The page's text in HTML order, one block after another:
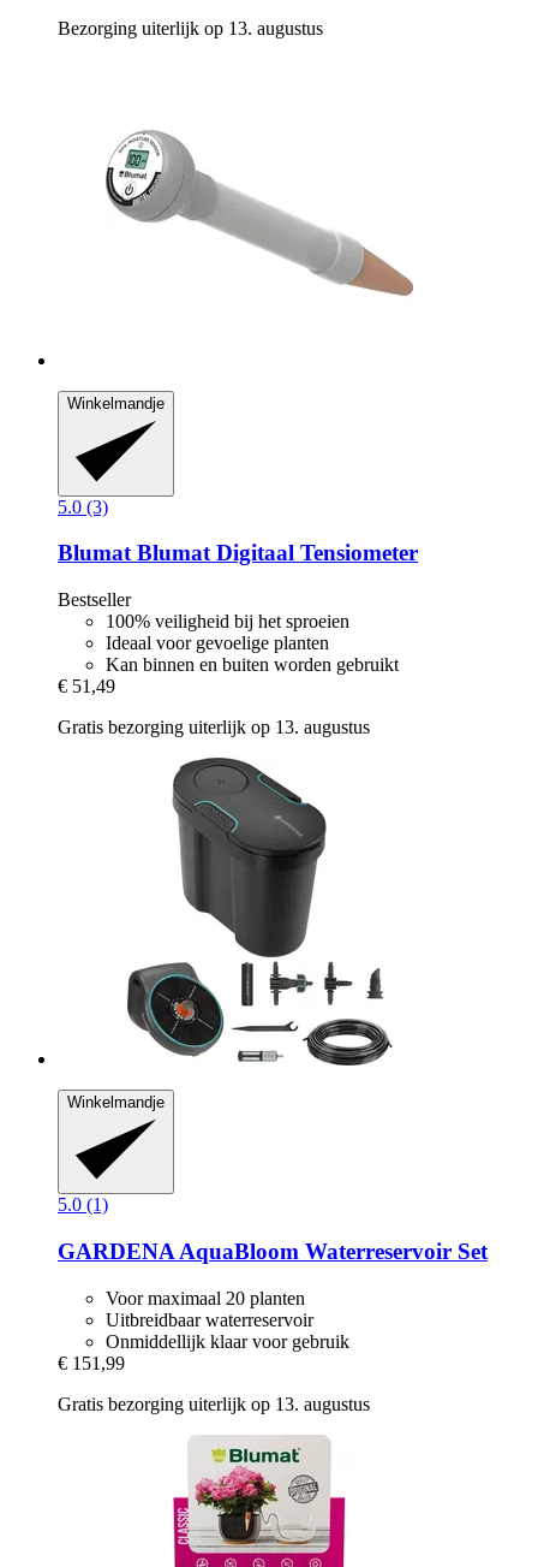
Bezorging uiterlijk op 13. augustus
Winkelmandje
5.0 (3)
BlumatBlumat Digitaal Tensiometer
Bestseller
100% veiligheid bij het sproeien
Ideaal voor gevoelige planten
Kan binnen en buiten worden gebruikt
€ 51,49
Gratis bezorging uiterlijk op 13. augustus
Winkelmandje
5.0 (1)
GARDENA AquaBloom Waterreservoir Set
Voor maximaal 20 planten
Uitbreidbaar waterreservoir
Onmiddellijk klaar voor gebruik
€ 151,99
Gratis bezorging uiterlijk op 13. augustus